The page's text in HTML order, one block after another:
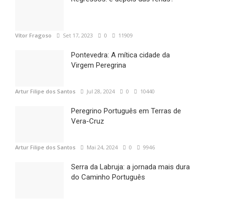
Vítor Fragoso Set 17, 2023 0 11909
Pontevedra: A mítica cidade da
Virgem Peregrina
Artur Filipe dos Santos Jul 28, 2024 0 10440
Peregrino Português em Terras de
Vera-Cruz
Artur Filipe dos Santos Mai 24, 2024 0 9946
Serra da Labruja: a jornada mais dura
do Caminho Português